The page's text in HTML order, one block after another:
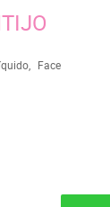
Face